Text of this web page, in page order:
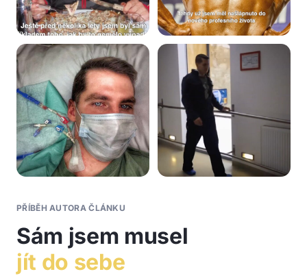
PŘÍBĚH AUTORA ČLÁNKU
Sám jsem musel
jít do sebe